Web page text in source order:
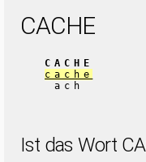
CACHE
CACHE
cache
ach
Ist das Wort